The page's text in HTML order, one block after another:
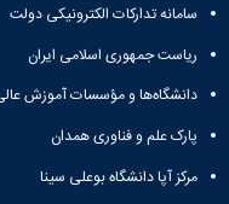
سامانه تدارکات الکترونیکی دولت
ریاست جمهوری اسلامی ایران
دانشگاه‌ها و مؤسسات آموزش
پارک علم و فناوری همدان
مرکز آپا دانشگاه بوعلی سینا